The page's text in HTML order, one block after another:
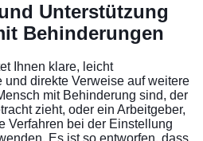
Unterstützung
Behinderungen
Ihnen klare, leicht
direkte Verweise auf weitere
mit Behinderung sind, der
zieht, oder ein Arbeitgeber,
Verfahren bei der Einstellung
Es ist so entworfen, dass